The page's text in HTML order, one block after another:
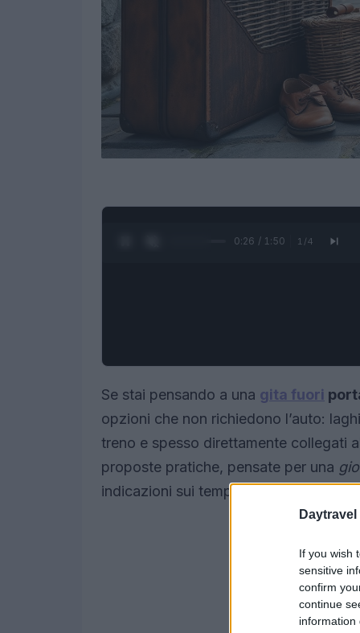
Daytravel
If you wish
sensitive
confirm
continue
information
0:27 / 1:50 1 /4
Se stai pensando a una gita fuori
opzioni che non richiedono l’auto:
treno e spesso direttamente collegati
proposte pratiche, pensate per una
indicazioni sui tempi di percorrenza e